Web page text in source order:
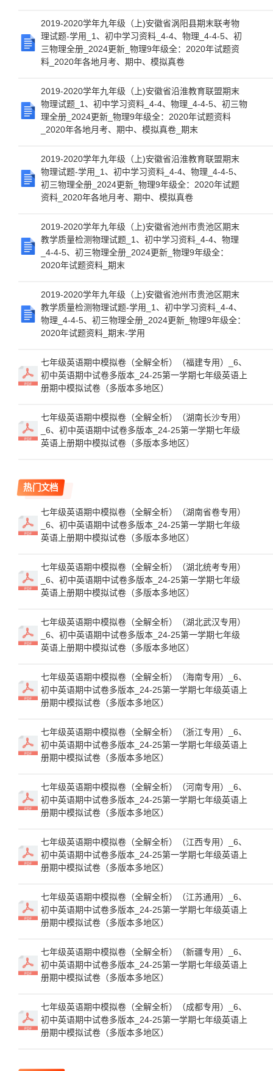
2019-2020学年九年级（上)安徽省涡阳县期末联考物
理试题-学用_1、初中学习资料_4-4、物理_4-4-5、初
三物理全册_2024更新_物理9年级全：2020年试题资
料_2020年各地月考、期中、模拟真卷
2019-2020学年九年级（上)安徽省沿淮教育联盟期末
物理试题_1、初中学习资料_4-4、物理_4-4-5、初三物
理全册_2024更新_物理9年级全：2020年试题资料
_2020年各地月考、期中、模拟真卷_期末
2019-2020学年九年级（上)安徽省沿淮教育联盟期末
物理试题-学用_1、初中学习资料_4-4、物理_4-4-5、
初三物理全册_2024更新_物理9年级全：2020年试题
资料_2020年各地月考、期中、模拟真卷
2019-2020学年九年级（上)安徽省池州市贵池区期末
教学质量检测物理试题_1、初中学习资料_4-4、物理
_4-4-5、初三物理全册_2024更新_物理9年级全：
2020年试题资料_期末
2019-2020学年九年级（上)安徽省池州市贵池区期末
教学质量检测物理试题-学用_1、初中学习资料_4-4、
物理_4-4-5、初三物理全册_2024更新_物理9年级全：
2020年试题资料_期末-学用
七年级英语期中模拟卷（全解全析）（福建专用）_6、
初中英语期中试卷多版本_24-25第一学期七年级英语上
册期中模拟试卷（多版本多地区）
七年级英语期中模拟卷（全解全析）（湖南长沙专用）
_6、初中英语期中试卷多版本_24-25第一学期七年级
英语上册期中模拟试卷（多版本多地区）
热门文档
七年级英语期中模拟卷（全解全析）（湖南省卷专用）
_6、初中英语期中试卷多版本_24-25第一学期七年级
英语上册期中模拟试卷（多版本多地区）
七年级英语期中模拟卷（全解全析）（湖北统考专用）
_6、初中英语期中试卷多版本_24-25第一学期七年级
英语上册期中模拟试卷（多版本多地区）
七年级英语期中模拟卷（全解全析）（湖北武汉专用）
_6、初中英语期中试卷多版本_24-25第一学期七年级
英语上册期中模拟试卷（多版本多地区）
七年级英语期中模拟卷（全解全析）（海南专用）_6、
初中英语期中试卷多版本_24-25第一学期七年级英语上
册期中模拟试卷（多版本多地区）
七年级英语期中模拟卷（全解全析）（浙江专用）_6、
初中英语期中试卷多版本_24-25第一学期七年级英语上
册期中模拟试卷（多版本多地区）
七年级英语期中模拟卷（全解全析）（河南专用）_6、
初中英语期中试卷多版本_24-25第一学期七年级英语上
册期中模拟试卷（多版本多地区）
七年级英语期中模拟卷（全解全析）（江西专用）_6、
初中英语期中试卷多版本_24-25第一学期七年级英语上
册期中模拟试卷（多版本多地区）
七年级英语期中模拟卷（全解全析）（江苏通用）_6、
初中英语期中试卷多版本_24-25第一学期七年级英语上
册期中模拟试卷（多版本多地区）
七年级英语期中模拟卷（全解全析）（新疆专用）_6、
初中英语期中试卷多版本_24-25第一学期七年级英语上
册期中模拟试卷（多版本多地区）
七年级英语期中模拟卷（全解全析）（成都专用）_6、
初中英语期中试卷多版本_24-25第一学期七年级英语上
册期中模拟试卷（多版本多地区）